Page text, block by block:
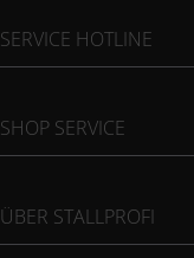
SERVICE HOTLINE
SHOP SERVICE
ÜBER STALLPROFI